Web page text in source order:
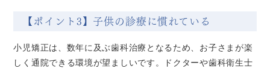
【ポイント3】子供の診療に慣れている
小児矯正は、数年に及ぶ歯科治療となるため、お子さまが楽
しく通院できる環境が望ましいです。ドクターや歯科衛生士